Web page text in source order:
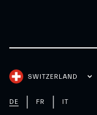
SWITZERLAND
DE FR IT